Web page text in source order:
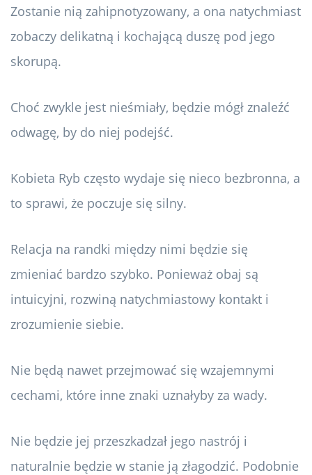
Zostanie nią zahipnotyzowany, a ona natychmiast
zobaczy delikatną i kochającą duszę pod jego
skorupą.
Choć zwykle jest nieśmiały, będzie mógł znaleźć
odwagę, by do niej podejść.
Kobieta Ryb często wydaje się nieco bezbronna, a
to sprawi, że poczuje się silny.
Relacja na randki między nimi będzie się
zmieniać bardzo szybko. Ponieważ obaj są
intuicyjni, rozwiną natychmiastowy kontakt i
zrozumienie siebie.
Nie będą nawet przejmować się wzajemnymi
cechami, które inne znaki uznałyby za wady.
Nie będzie jej przeszkadzał jego nastrój i
naturalnie będzie w stanie ją złagodzić. Podobnie